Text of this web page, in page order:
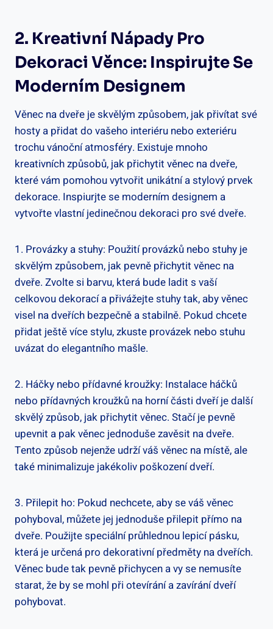
2. Kreativní Nápady Pro⁣
Dekoraci Věnce: Inspirujte Se
Moderním Designem
Věnec na dveře je skvělým způsobem, jak přivítat své
hosty a přidat do vašeho interiéru nebo exteriéru
trochu vánoční atmosféry. Existuje mnoho
kreativních způsobů, jak přichytit věnec⁤ na dveře,
které vám pomohou vytvořit unikátní ⁢a stylový prvek
⁢dekorace. Inspiurjte se moderním designem‌ a
vytvořte vlastní jedinečnou dekoraci pro své dveře.
1. Provázky a stuhy: ⁤Použití provázků nebo stuhy je
skvělým způsobem, jak pevně ⁤přichytit věnec na
dveře. Zvolte si barvu, která bude ladit s vaší
celkovou dekorací a přivážejte‍ stuhy tak, aby věnec
visel⁣ na dveřích ⁣bezpečně a ⁢stabilně. Pokud​ chcete
přidat ještě více stylu, zkuste provázek nebo stuhu
uvázat do elegantního mašle.
2. Háčky nebo přídavné kroužky: Instalace háčků
nebo přídavných kroužků na horní části dveří je‍ další
skvělý ⁣způsob, jak přichytit ​věnec. Stačí je pevně
upevnit a⁤ pak věnec jednoduše zavěsit ‍na dveře.
Tento způsob nejenže udrží‍ váš věnec na⁣ místě, ale
také‌ minimalizuje jakékoliv poškození dveří.
3. Přilepit ho: Pokud nechcete, aby se váš věnec
pohyboval, můžete jej jednoduše přilepit přímo na​
dveře. Použijte speciální průhlednou lepicí ​pásku,
která je určená pro dekorativní předměty na dveřích.
Věnec⁢ bude tak pevně přichycen a vy ‍se ‍nemusíte
starat, že by se mohl při otevírání a zavírání dveří
pohybovat.